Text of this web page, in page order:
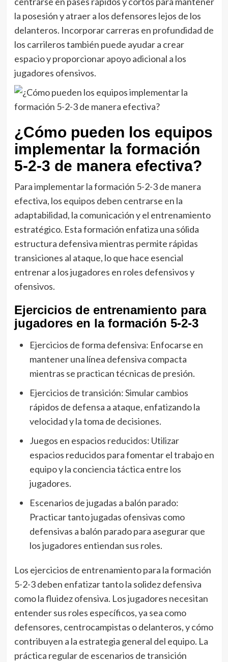
la posesión y atraer a los defensores lejos de los
delanteros. Incorporar carreras en profundidad de
los carrileros también puede ayudar a crear
espacio y proporcionar apoyo adicional a los
jugadores ofensivos.
¿Cómo pueden los equipos
implementar la formación
5-2-3 de manera efectiva?
Para implementar la formación 5-2-3 de manera
efectiva, los equipos deben centrarse en la
adaptabilidad, la comunicación y el entrenamiento
estratégico. Esta formación enfatiza una sólida
estructura defensiva mientras permite rápidas
transiciones al ataque, lo que hace esencial
entrenar a los jugadores en roles defensivos y
ofensivos.
Ejercicios de entrenamiento para
jugadores en la formación 5-2-3
Ejercicios de forma defensiva: Enfocarse en
mantener una línea defensiva compacta
mientras se practican técnicas de presión.
Ejercicios de transición: Simular cambios
rápidos de defensa a ataque, enfatizando la
velocidad y la toma de decisiones.
Juegos en espacios reducidos: Utilizar
espacios reducidos para fomentar el trabajo en
equipo y la conciencia táctica entre los
jugadores.
Escenarios de jugadas a balón parado:
Practicar tanto jugadas ofensivas como
defensivas a balón parado para asegurar que
los jugadores entiendan sus roles.
Los ejercicios de entrenamiento para la formación
5-2-3 deben enfatizar tanto la solidez defensiva
como la fluidez ofensiva. Los jugadores necesitan
entender sus roles específicos, ya sea como
defensores, centrocampistas o delanteros, y cómo
contribuyen a la estrategia general del equipo. La
práctica regular de escenarios de transición